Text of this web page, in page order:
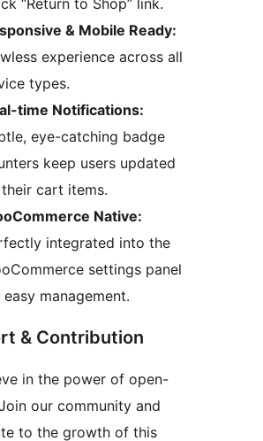
“Return to Shop” link.
& Mobile Ready:
experience across all
types.
time Notifications:
eye-catching badge
keep users updated
cart items.
Native:
integrated into the
settings panel
management.
& Contribution
in the power of open-
our community and
to the growth of this